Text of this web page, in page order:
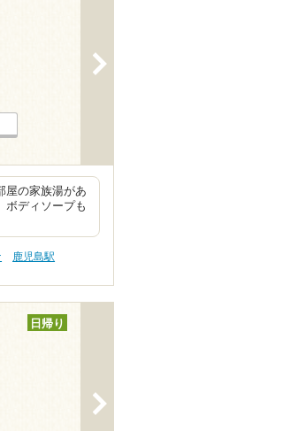
屋の家族湯があ
ボディソープも
鹿児島駅
日帰り